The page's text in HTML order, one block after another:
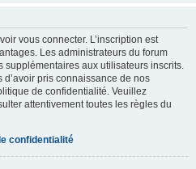
vous connecter. L’inscription est
Les administrateurs du forum
aux utilisateurs inscrits.
pris connaissance de nos
de confidentialité. Veuillez
attentivement toutes les règles du
confidentialité